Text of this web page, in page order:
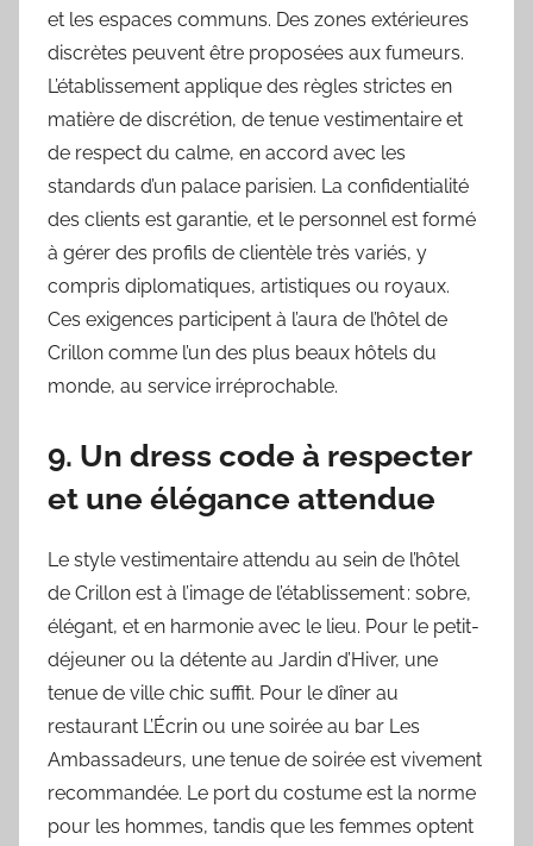
et les espaces communs. Des zones extérieures
discrètes peuvent être proposées aux fumeurs.
L’établissement applique des règles strictes en
matière de discrétion, de tenue vestimentaire et
de respect du calme, en accord avec les
standards d’un palace parisien. La confidentialité
des clients est garantie, et le personnel est formé
à gérer des profils de clientèle très variés, y
compris diplomatiques, artistiques ou royaux.
Ces exigences participent à l’aura de l’hôtel de
Crillon comme l’un des plus beaux hôtels du
monde, au service irréprochable.
9. Un dress code à respecter
et une élégance attendue
Le style vestimentaire attendu au sein de l’hôtel
de Crillon est à l’image de l’établissement : sobre,
élégant, et en harmonie avec le lieu. Pour le petit-
déjeuner ou la détente au Jardin d’Hiver, une
tenue de ville chic suffit. Pour le dîner au
restaurant L’Écrin ou une soirée au bar Les
Ambassadeurs, une tenue de soirée est vivement
recommandée. Le port du costume est la norme
pour les hommes, tandis que les femmes optent